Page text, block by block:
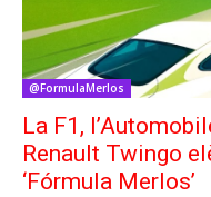
@FormulaMerlos
La F1,
Renault Twingo
‘Fórmula Merlos’